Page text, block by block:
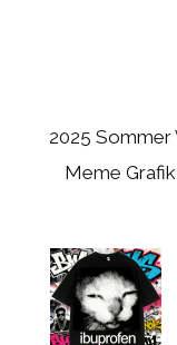
2025
Meme